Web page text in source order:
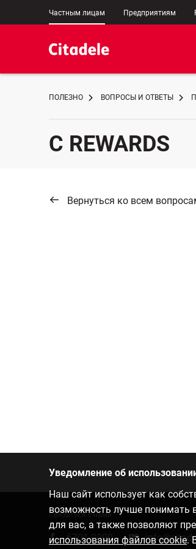
Частным лицам Предприятиям
ПОЛЕЗНО ВОПРОСЫ И ОТВЕТЫ
C REWARDS
Вернуться ко всем
Уведомление об
Наш сайт использует как
возможность лучше понимать
для вас, а также позволяют
использования файлов cookie.
Связаться с нами
6701 0000